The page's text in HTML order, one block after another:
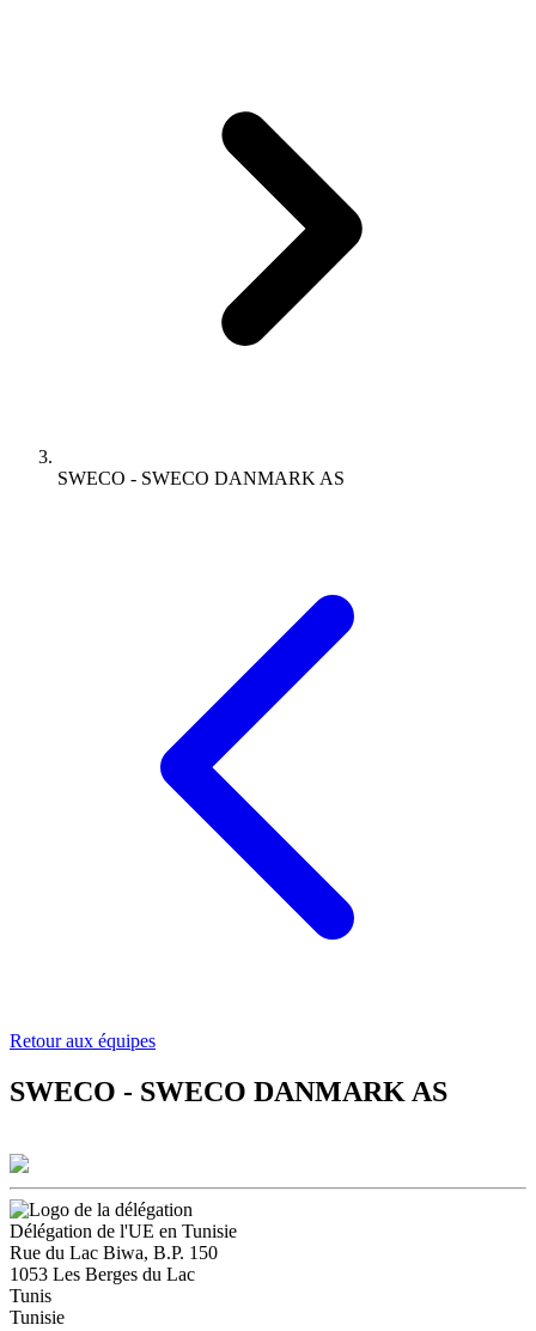
SWECO - SWECO DANMARK AS
Retour aux équipes
SWECO - SWECO DANMARK AS
Délégation de l'UE en Tunisie
Rue du Lac Biwa, B.P. 150
1053 Les Berges du Lac
Tunis
Tunisie